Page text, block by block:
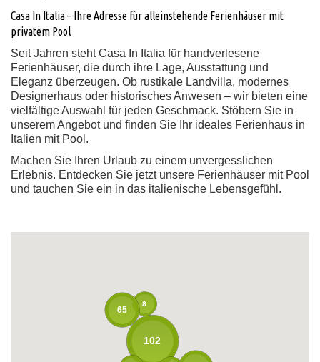
Casa In Italia – Ihre Adresse für alleinstehende Ferienhäuser mit
privatem Pool
Seit Jahren steht Casa In Italia für handverlesene
Ferienhäuser, die durch ihre Lage, Ausstattung und
Eleganz überzeugen. Ob rustikale Landvilla, modernes
Designerhaus oder historisches Anwesen – wir bieten eine
vielfältige Auswahl für jeden Geschmack. Stöbern Sie in
unserem Angebot und finden Sie Ihr ideales Ferienhaus in
Italien mit Pool.
Machen Sie Ihren Urlaub zu einem unvergesslichen
Erlebnis. Entdecken Sie jetzt unsere Ferienhäuser mit Pool
und tauchen Sie ein in das italienische Lebensgefühl.
102
8
65